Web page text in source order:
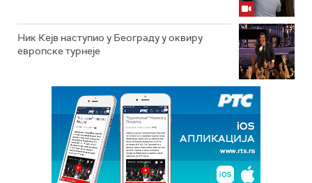
Ник Кејв наступио у Београду у оквиру
европске турнеје